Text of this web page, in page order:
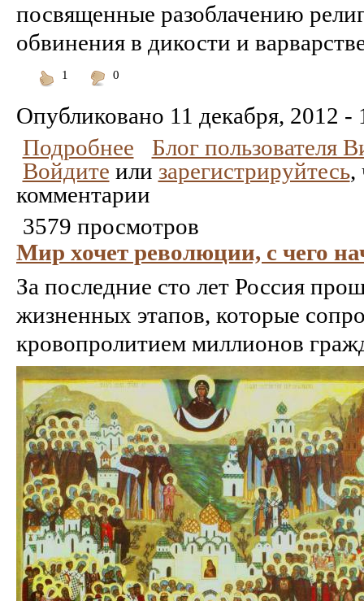
посвященные разоблачению
обвинения в дикости и
1
0
Опубликовано 11 декабря, 2012 -
Подробнее
Блог пользователя
Войдите или зарегистрируйтесь,
комментарии
3579 просмотров
Мир хочет революции, с чего
За последние сто лет Россия
жизненных этапов, которые
кровопролитием миллионов